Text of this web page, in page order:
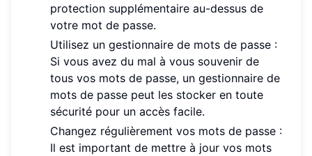
protection supplémentaire au-dessus de
votre mot de passe.
Utilisez un gestionnaire de mots de passe :
Si vous avez du mal à vous souvenir de
tous vos mots de passe, un gestionnaire de
mots de passe peut les stocker en toute
sécurité pour un accès facile.
Changez régulièrement vos mots de passe :
Il est important de mettre à jour vos mots